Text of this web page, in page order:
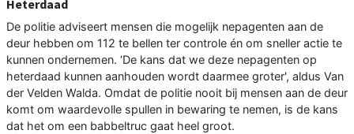
Heterdaad
De politie adviseert mensen die mogelijk nepagenten aan de
deur hebben om 112 te bellen ter controle én om sneller actie te
kunnen ondernemen. ‘De kans dat we deze nepagenten op
heterdaad kunnen aanhouden wordt daarmee groter', aldus Van
der Velden Walda. Omdat de politie nooit bij mensen aan de deur
komt om waardevolle spullen in bewaring te nemen, is de kans
dat het om een babbeltruc gaat heel groot.